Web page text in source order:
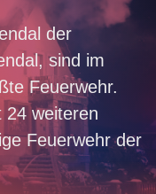
der
sind im
Feuerwehr.
24 weiteren
Feuerwehr der